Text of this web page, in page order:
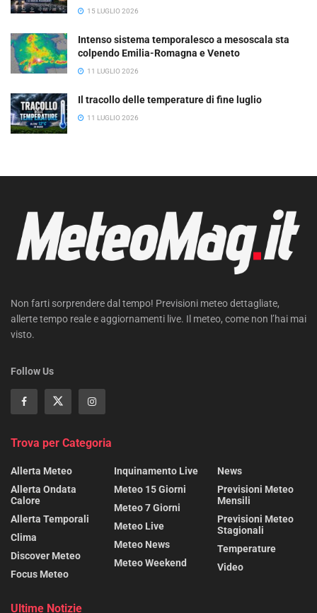
15 LUGLIO 2026
Intenso sistema temporalesco a mesoscala sta
colpendo Emilia-Romagna e Veneto
11 LUGLIO 2026
Il tracollo delle temperature di fine luglio
11 LUGLIO 2026
Non farti sorprendere dal tempo! Previsioni meteo dettagliate,
allerte tempo reale e aggiornamenti live. Il meteo, come non l’hai mai
visto.
Follow Us
Trova per Categoria
Allerta Meteo
Allerta Ondata
Calore
Allerta Temporali
Clima
Discover Meteo
Focus Meteo
Inquinamento Live
Meteo 15 Giorni
Meteo 7 Giorni
Meteo Live
Meteo News
Meteo Weekend
News
Previsioni Meteo
Mensili
Previsioni Meteo
Stagionali
Temperature
Video
Ultime Notizie